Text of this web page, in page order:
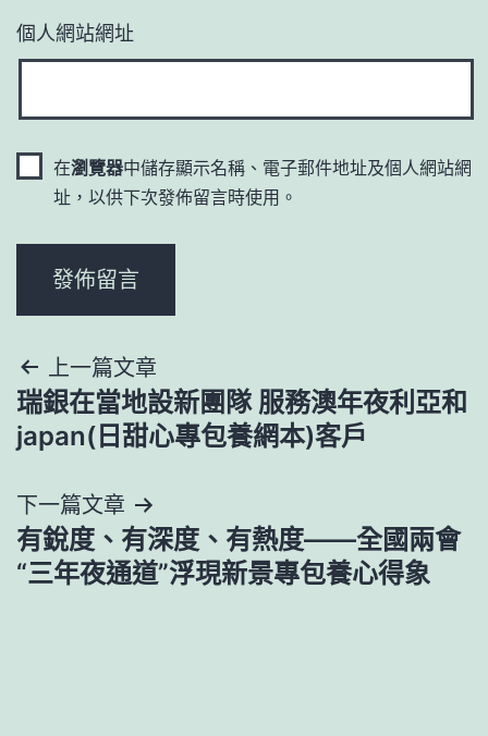
個人網站網址
在瀏覽器中儲存顯示名稱、電子郵件地址及個人網站網
址，以供下次發佈留言時使用。
文
章
覽
上一篇文章
瑞銀在當地設新團隊 服務澳年夜利亞和
japan(日甜心專包養網本)客戶
下一篇文章
有銳度、有深度、有熱度——全國兩會
“三年夜通道”浮現新景專包養心得象